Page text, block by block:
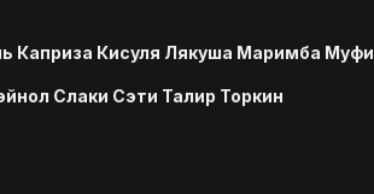
Каприза Кисуля Лякуша Маримба Муфи
Слаки Сэти Талир Торкин